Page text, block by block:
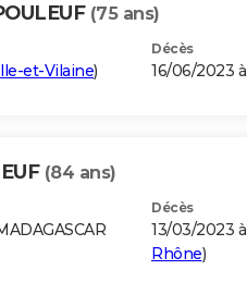
(75 ans)
et-Vilaine)
Décès
16/06/2023 à
(84 ans)
Décès
13/03/2023 à
Rhône)